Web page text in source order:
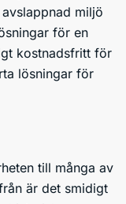
miljö
för en
kostnadsfritt för
lösningar för
till många av
är det smidigt